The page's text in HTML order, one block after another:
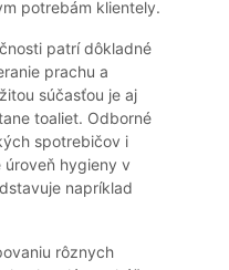
potrebám klientely.
patrí dôkladné
prachu a
súčasťou je aj
toaliet. Odborné
spotrebičov i
hygieny v
napríklad
rôznych